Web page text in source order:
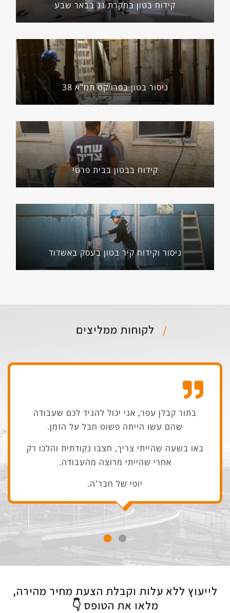
קידוח בטון בתקרת גג בבאר שבע
ניסור בטון בפרויקט תמ"א 38
קידוח בבטון בבית פרטי
ניסור וקידוח קיר בטון בעסק באשדוד
לקוחות ממליצים
בתור קבלן עפר, אני יכול להגיד לכם שעבודה
שהם עשו הייתה פשוט חבל על הזמן.
באו בשעה שהייתי צריך, חצבו נקודתית והלכו רק
אחרי שהייתי מרוצה מהעבודה.
יופי של חבר'ה.
לייעוץ ללא עלות וקבלת הצעת מחיר מהירה,
מלאו את הטופס 👇